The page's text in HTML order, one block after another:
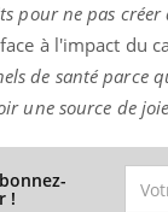
pour ne pas
à l'impact du
de santé
une source de
!